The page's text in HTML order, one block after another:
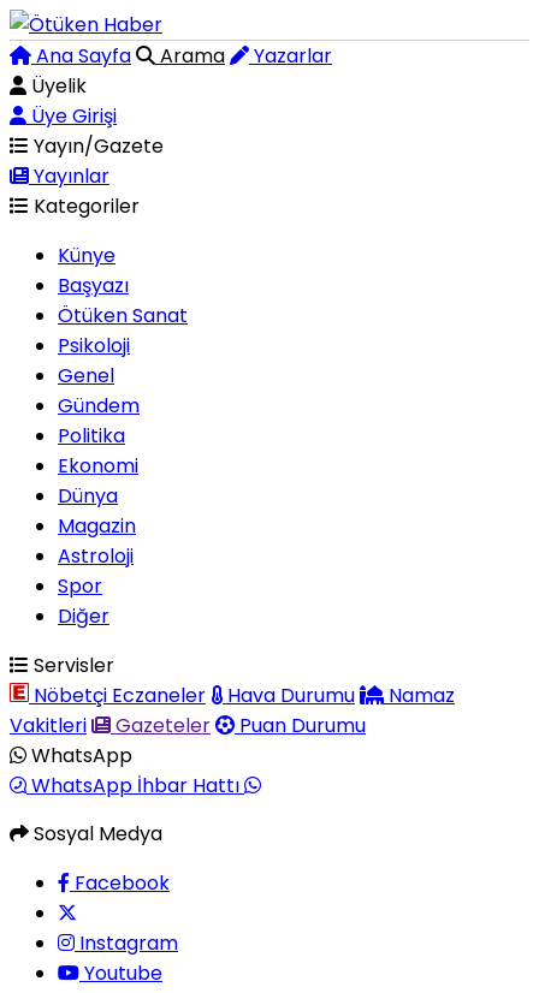
Ana Sayfa Arama
Yazarlar
Üyelik
Üye Girişi
Yayın/Gazete
Yayınlar
Kategoriler
Künye
Başyazı
Ötüken Sanat
Psikoloji
Genel
Gündem
Politika
Ekonomi
Dünya
Magazin
Astroloji
Spor
Diğer
Servisler
Nöbetçi Eczaneler
Hava Durumu
Namaz
Vakitleri
Gazeteler
Puan Durumu
WhatsApp
WhatsApp İhbar Hattı
Sosyal Medya
Facebook
Instagram
Youtube